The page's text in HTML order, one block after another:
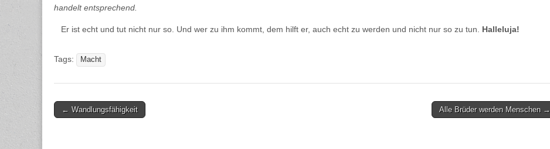
handelt entsprechend.
Er ist echt und tut nicht nur so. Und wer zu ihm kommt, dem hilft er, auch echt zu werden und nicht nur so zu tun. Halleluja!
Tags: Macht
Post
← Wandlungsfähigkeit Alle Brüder werden Menschen →